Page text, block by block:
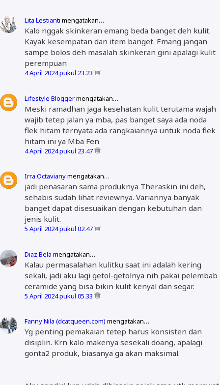
Lita Lestianti mengatakan…
Kalo nggak skinkeran emang beda banget deh kulit.
Kayak kesempatan dan item banget. Emang jangan
sampe bolos deh masalah skinkeran gini apalagi kulit
perempuan
4 April 2024 pukul 23.23
Lifestyle Bloggermengatakan…
Meski ramadhan jaga kesehatan kulit terutama wajah
wajib tetep jalan ya mba, pas banget saya ada noda
flek hitam ternyata ada rangkaiannya untuk noda flek
hitam ini ya Mba Fen
4 April 2024 pukul 23.47
Irra Octavianymengatakan…
jadi penasaran sama produknya Theraskin ini deh,
sehabis sudah lihat reviewnya. Variannya banyak
banget dapat disesuaikan dengan kebutuhan dan
jenis kulit.
5 April 2024 pukul 02.47
Diaz Bela mengatakan…
Kalau permasalahan kulitku saat ini adalah kering
sekali, jadi aku lagi getol-getolnya nih pakai pelembab
ceramide yang bisa bikin kulit kenyal dan segar.
5 April 2024 pukul 05.33
Fanny Nila (dcatqueen.com) mengatakan…
Yg penting pemakaian tetep harus konsisten dan
disiplin. Krn kalo makenya sesekali doang, apalagi
gonta2 produk, biasanya ga akan maksimal.